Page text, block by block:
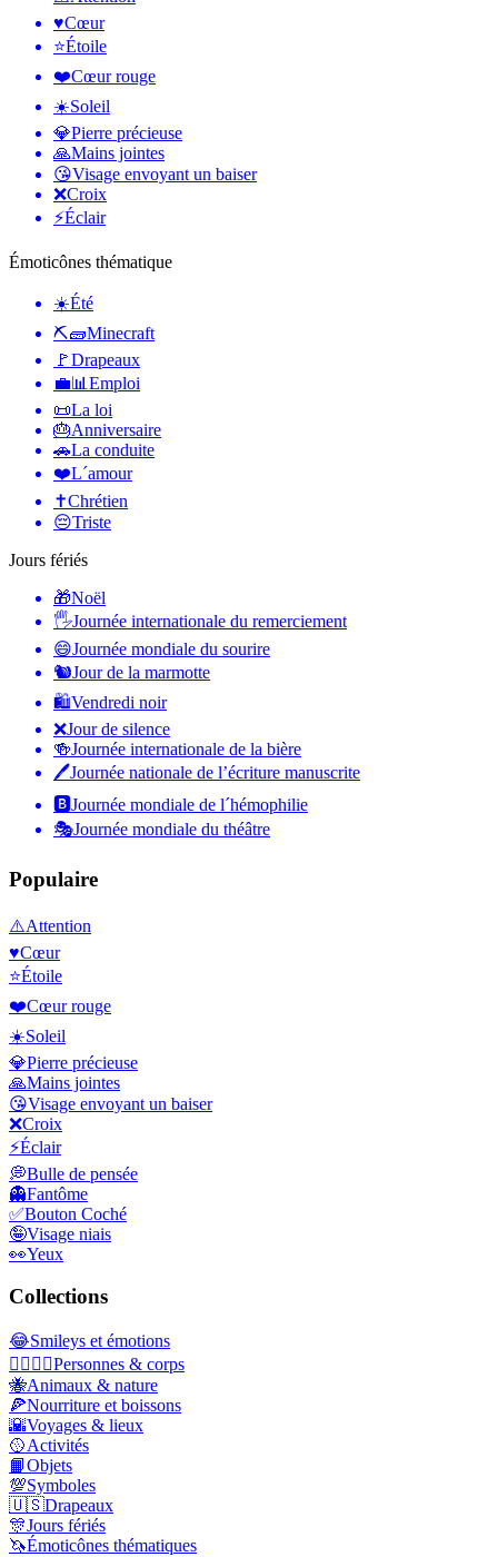
♥️Cœur
⭐Étoile
❤️Cœur rouge
☀️Soleil
💎Pierre précieuse
🙏Mains jointes
😘Visage envoyant un baiser
❌Croix
⚡Éclair
Émoticônes thématique
☀️Été
⛏🧱Minecraft
🚩Drapeaux
💼📊 Emploi
📜La loi
🎂Anniversaire
🚗La conduite
❤️L´amour
✝️Chrétien
😔Triste
Jours fériés
🎁Noël
🖐Journée internationale du remerciement
😄Journée mondiale du sourire
🐿Jour de la marmotte
🛍Vendredi noir
❌Jour de silence
🍻Journée internationale de la bière
🖊Journée nationale de l’écriture manuscrite
🅱️Journée mondiale de l´hémophilie
🎭Journée mondiale du théâtre
Populaire
⚠️Attention
♥️Cœur
⭐Étoile
❤️Cœur rouge
☀️Soleil
💎Pierre précieuse
🙏Mains jointes
😘Visage envoyant un baiser
❌Croix
⚡Éclair
💭Bulle de pensée
👻Fantôme
✅Bouton Coché
🤪Visage niais
👀Yeux
Collections
😂Smileys et émotions
👩‍❤️‍💋‍👨Personnes & corps
🐝Animaux & nature
🍕Nourriture et boissons
🌇Voyages & lieux
🥎Activités
📙Objets
💯Symboles
🇺🇸Drapeaux
🎊Jours fériés
🦄Émoticônes thématiques